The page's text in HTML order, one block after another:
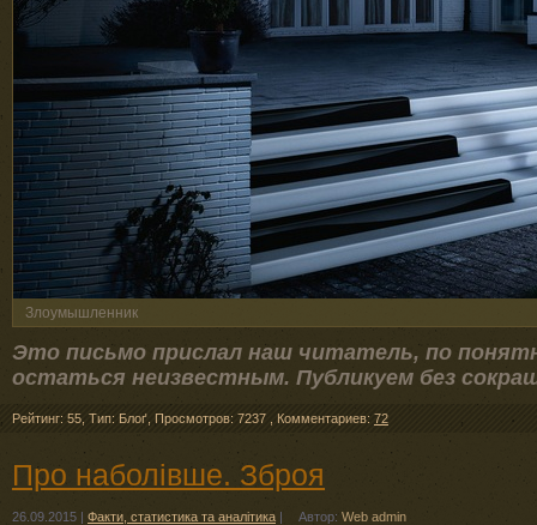
Злоумышленник
Это письмо прислал наш читатель, по
остаться неизвестным. Публикуем без
Рейтинг: 55 Тип: Блоґ Просмотров: 7237 Комментариев: 72
Про наболівше. Зброя
26.09.2015 | Факти, статистика та аналітика | Автор: Web admin